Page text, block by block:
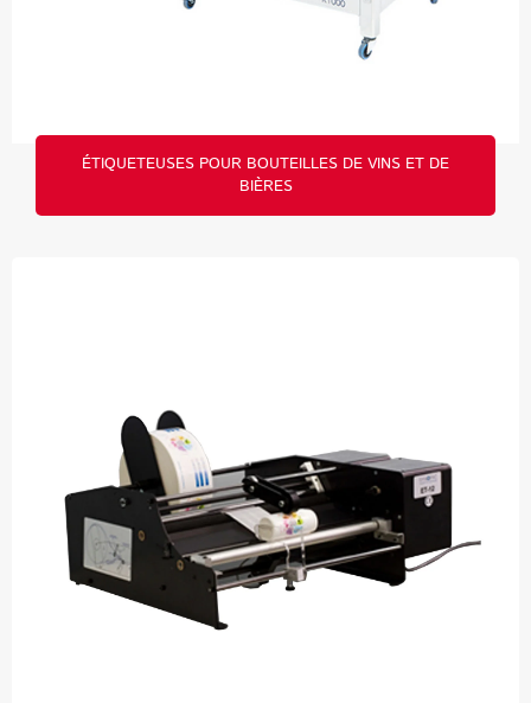
ÉTIQUETEUSES POUR BOUTEILLES DE VINS ET DE
BIÈRES